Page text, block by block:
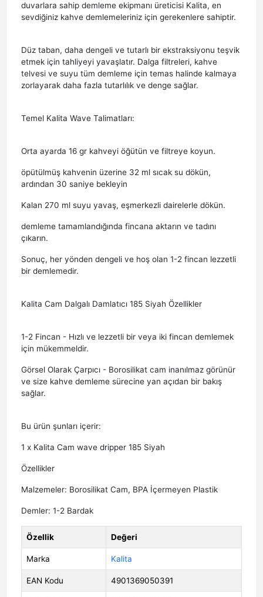
duvarlara sahip demleme ekipmanı üreticisi Kalita, en
sevdiğiniz kahve demlemeleriniz için gerekenlere sahiptir.
Düz taban, daha dengeli ve tutarlı bir ekstraksiyonu teşvik
etmek için tahliyeyi yavaşlatır. Dalga filtreleri, kahve
telvesi ve suyu tüm demleme için temas halinde kalmaya
zorlayarak daha fazla tutarlılık ve denge sağlar.
Temel Kalita Wave Talimatları:
Orta ayarda 16 gr kahveyi öğütün ve filtreye koyun.
öpütülmüş kahvenin üzerine 32 ml sıcak su dökün,
ardından 30 saniye bekleyin
Kalan 270 ml suyu yavaş, eşmerkezli dairelerle dökün.
demleme tamamlandığında fincana aktarın ve tadını
çıkarın.
Sonuç, her yönden dengeli ve hoş olan 1-2 fincan lezzetli
bir demlemedir.
Kalita Cam Dalgalı Damlatıcı 185 Siyah Özellikler
1-2 Fincan - Hızlı ve lezzetli bir veya iki fincan demlemek
için mükemmeldir.
Görsel Olarak Çarpıcı - Borosilikat cam inanılmaz görünür
ve size kahve demleme sürecine yan açıdan bir bakış
sağlar.
Bu ürün şunları içerir:
1 x Kalita Cam wave dripper 185 Siyah
Özellikler
Malzemeler: Borosilikat Cam, BPA İçermeyen Plastik
Demler: 1-2 Bardak
Özellik Değeri
Marka Kalita
EAN Kodu 4901369050391